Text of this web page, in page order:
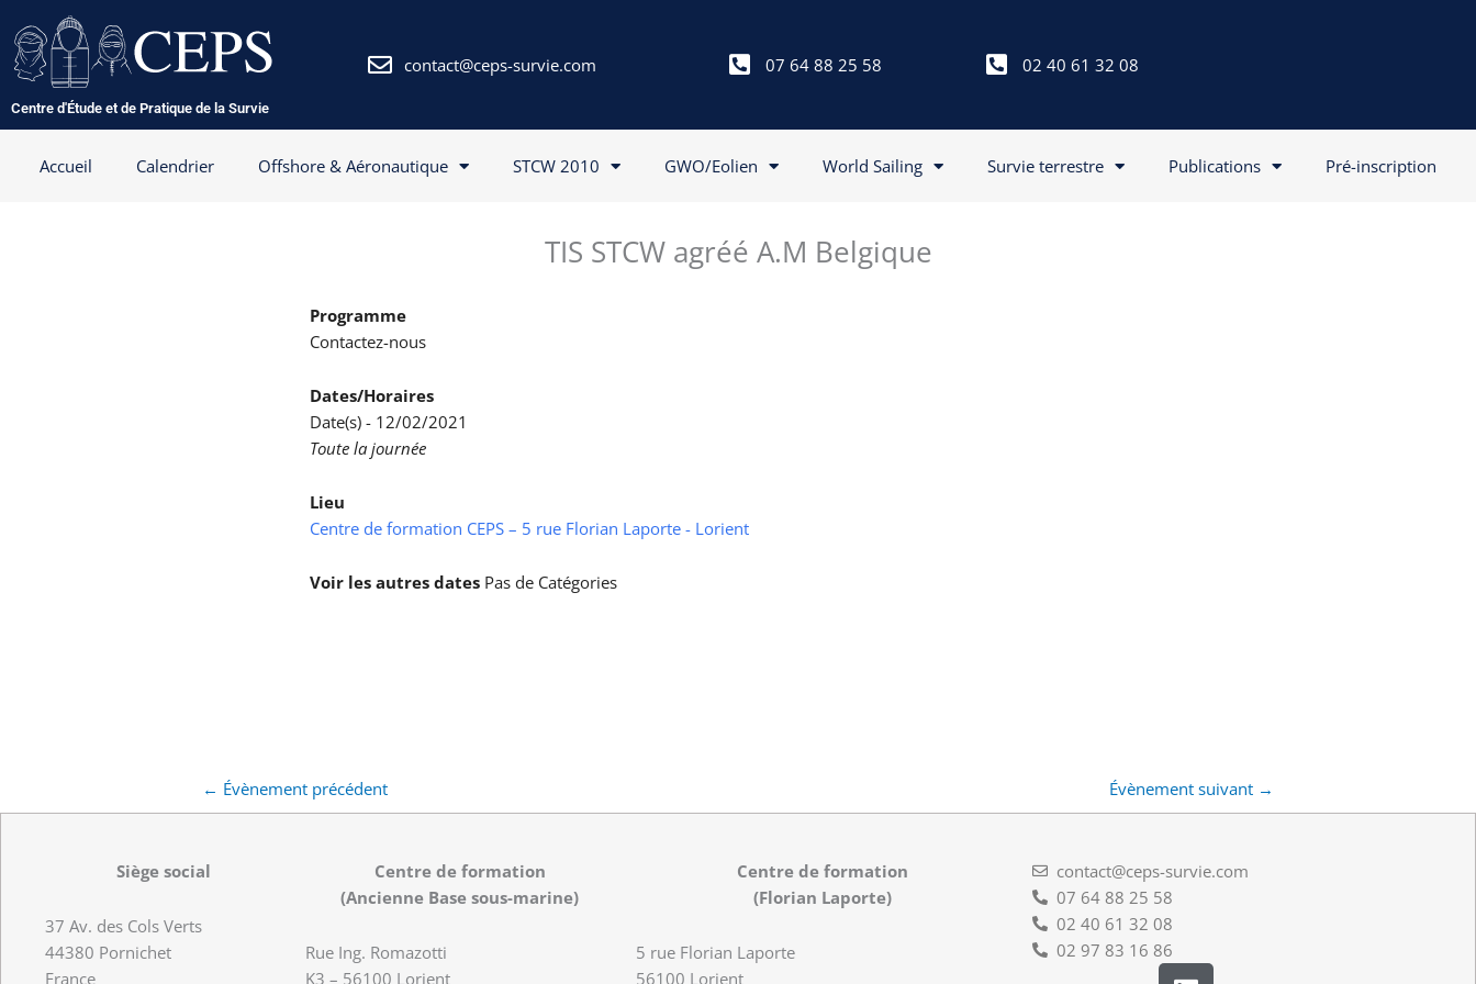
au
contenu
Centre d'Étude et de Pratique de la Survie
contact@ceps-survie.com 07 64 88 25 58 02 40 61 32 08
Accueil Calendrier Offshore & Aéronautique STCW 2010 GWO/Eolien World Sailing Survie terrestre Publications Pré-inscription
TIS STCW agréé A.M Belgique
Programme
Contactez-nous
Dates/Horaires
Date(s) - 12/02/2021
Toute la journée
Lieu
Centre de formation CEPS – 5 rue Florian Laporte - Lorient
Voir les autres dates Pas de Catégories
← Évènement précédent Évènement suivant →
Siège social
37 Av. des Cols Verts
44380 Pornichet
France
Centre de formation
(Ancienne Base sous-marine)
Rue Ing. Romazotti
K3 – 56100 Lorient
Centre de formation
(Florian Laporte)
5 rue Florian Laporte
56100 Lorient
contact@ceps-survie.com
07 64 88 25 58
02 40 61 32 08
02 97 83 16 86
L